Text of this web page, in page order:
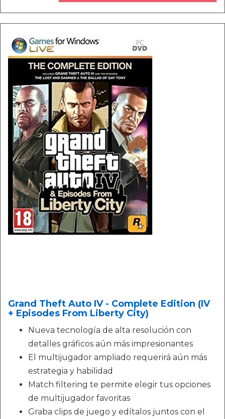
Grand Theft Auto IV - Complete Edition (IV
+ Episodes From Liberty City)
Nueva tecnología de alta resolución con
detalles gráficos aún más impresionantes
El multijugador ampliado requerirá aún más
estrategia y habilidad
Match filtering te permite elegir tus opciones
de multijugador favoritas
Graba clips de juego y edítalos juntos con el